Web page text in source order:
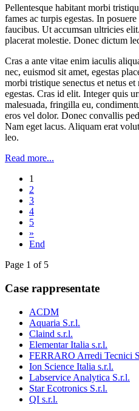
Pellentesque habitant morbi
fames ac turpis egestas. In
faucibus. Ut accumsan ultricies
placerat molestie. Donec dictum
Cras a ante vitae enim iaculis
nec, euismod sit amet, egestas
morbi tristique senectus et netus et
egestas. Cras id elit. Integer quis
malesuada, fringilla eu,
eros vel dolor. Donec convallis
Nam eget lacus. Aliquam erat
leo.
Read more...
1
2
3
4
5
»
End
Page 1 of 5
Case rappresentate
ACDM
Aquaria S.r.l.
Claind s.r.l.
Elementar Italia s.r.l.
FERRARO Arredi Tecnici
Ion Science Italia s.r.l.
Labservice Analytica S.r.l.
Star Ecotronics S.r.l.
QI s.r.l.